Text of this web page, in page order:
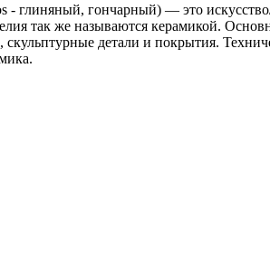
- глиняный, гончарный) — это
так же называются керамикой.
детали и покрытия.